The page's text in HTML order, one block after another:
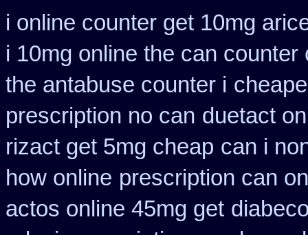
i online counter get 10mg
i 10mg online the can counter
the antabuse counter i
prescription no can duetact
rizact get 5mg cheap can i
how online prescription can
actos online 45mg get